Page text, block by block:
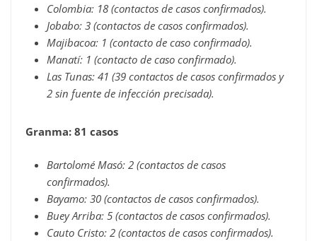
Colombia: 18 (contactos de casos confirmados).
Jobabo: 3 (contactos de casos confirmados).
Majibacoa: 1 (contacto de caso confirmado).
Manatí: 1 (contacto de caso confirmado).
Las Tunas: 41 (39 contactos de casos confirmados y
2 sin fuente de infección precisada).
Granma: 81 casos
Bartolomé Masó: 2 (contactos de casos
confirmados).
Bayamo: 30 (contactos de casos confirmados).
Buey Arriba: 5 (contactos de casos confirmados).
Cauto Cristo: 2 (contactos de casos confirmados).